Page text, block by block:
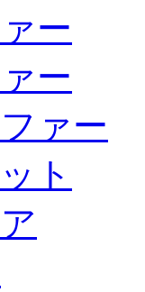
ー
ー
ァー
ト